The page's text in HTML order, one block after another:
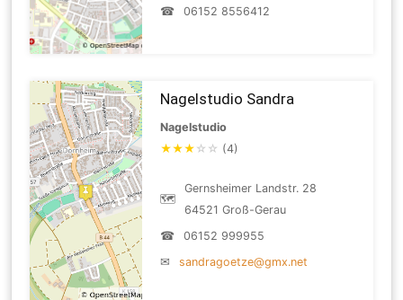
☎
06152 8556412
Nagelstudio Sandra
Nagelstudio
★★★ ☆ ☆ (4)
🗺
Gernsheimer Landstr. 28
64521 Groß-Gerau
☎
06152 999955
✉
sandragoetze@gmx.net